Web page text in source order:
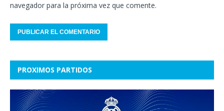
navegador para la próxima vez que comente.
PROXIMOS PARTIDOS